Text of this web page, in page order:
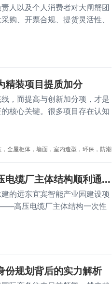
人以及个人消费者对大闸蟹团
购、开票合规、提货灵活性、
精装项目提质加分
，而提高与创新加分项，才是
核心关键。很多项目存在认知
全屋柜体，墙面，室内造型，环保，防潮
电缆厂主体结构顺利通...
的远东宜宾智能产业园建设项
高压电缆厂主体结构一次性
份规划背后的实力解析